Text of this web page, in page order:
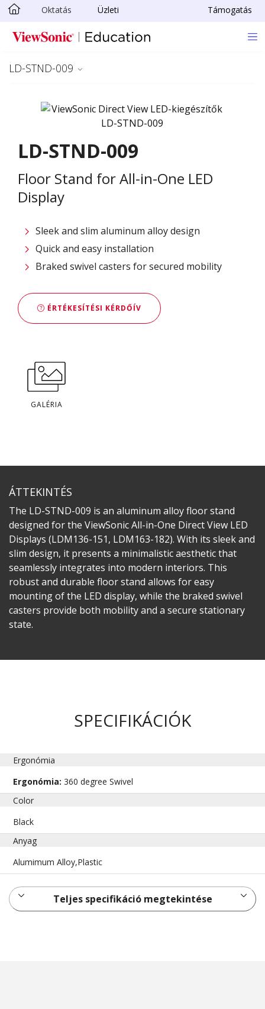
Ugrás a fő tartalomra
Oktatás Üzleti Támogatás
LD-STND-009
LD-STND-009
Floor Stand for All-in-One LED
Display
Sleek and slim aluminum alloy design​
Quick and easy installation​
Braked swivel casters for secured mobility​
ÉRTÉKESÍTÉSI KÉRDŐÍV
GALÉRIA
ÁTTEKINTÉS
The LD-STND-009 is an aluminum alloy floor stand
designed for the ViewSonic All-in-One Direct View LED
Displays (LDM136-151, LDM163-182). With its sleek and
slim design, it presents a minimalistic aesthetic that
seamlessly integrates into modern interiors. This
robust and durable floor stand allows for easy
mounting of the LED display, while the braked swivel
casters provide both mobility and a secure stationary
state. ​
SPECIFIKÁCIÓK
Ergonómia
Ergonómia:360 degree Swivel
Color
Black
Anyag
Alumimum Alloy,Plastic
Teljes specifikáció megtekintése